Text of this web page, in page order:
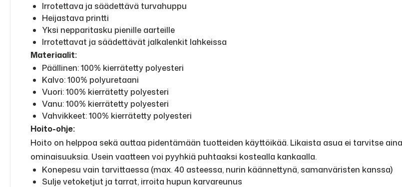
Irrotettava ja säädettävä turvahuppu
Heijastava printti
Yksi nepparitasku pienille aarteille
Irrotettavat ja säädettävät jalkalenkit lahkeissa
Materiaalit:
Päällinen: 100% kierrätetty polyesteri
Kalvo: 100% polyuretaani
Vuori: 100% kierrätetty polyesteri
Vanu: 100% kierrätetty polyesteri
Vahvikkeet: 100% kierrätetty polyesteri
Hoito-ohje:
Hoito on helppoa sekä auttaa pidentämään tuotteiden käyttöikää. Likaista asua ei tarvitse
ominaisuuksia. Usein vaatteen voi pyyhkiä puhtaaksi kostealla kankaalla.
Konepesu vain tarvittaessa (max. 40 asteessa, nurin käännettynä, samanväristen kanssa)
Sulje vetoketjut ja tarrat, irroita hupun karvareunus